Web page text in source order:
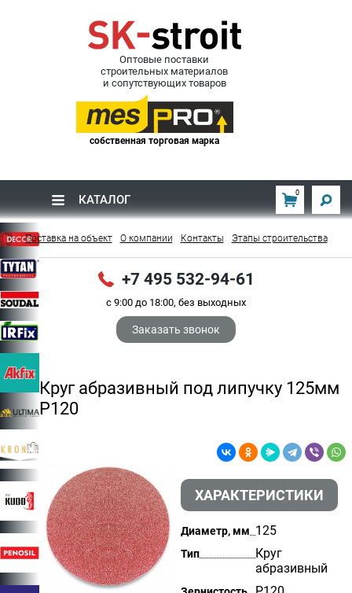
Оптовые поставки
строительных материалов
и сопутствующих товаров
собственная торговая марка
КАТАЛОГ 0
Поставка на объект О компании Контакты Этапы строительства
+7 495 532-94-61
с 9:00 до 18:00, без выходных
Заказать звонок
Круг абразивный под липучку 125мм
Р120
ХАРАКТЕРИСТИКИ
Диаметр, мм 125
Тип
Круг
абразивный